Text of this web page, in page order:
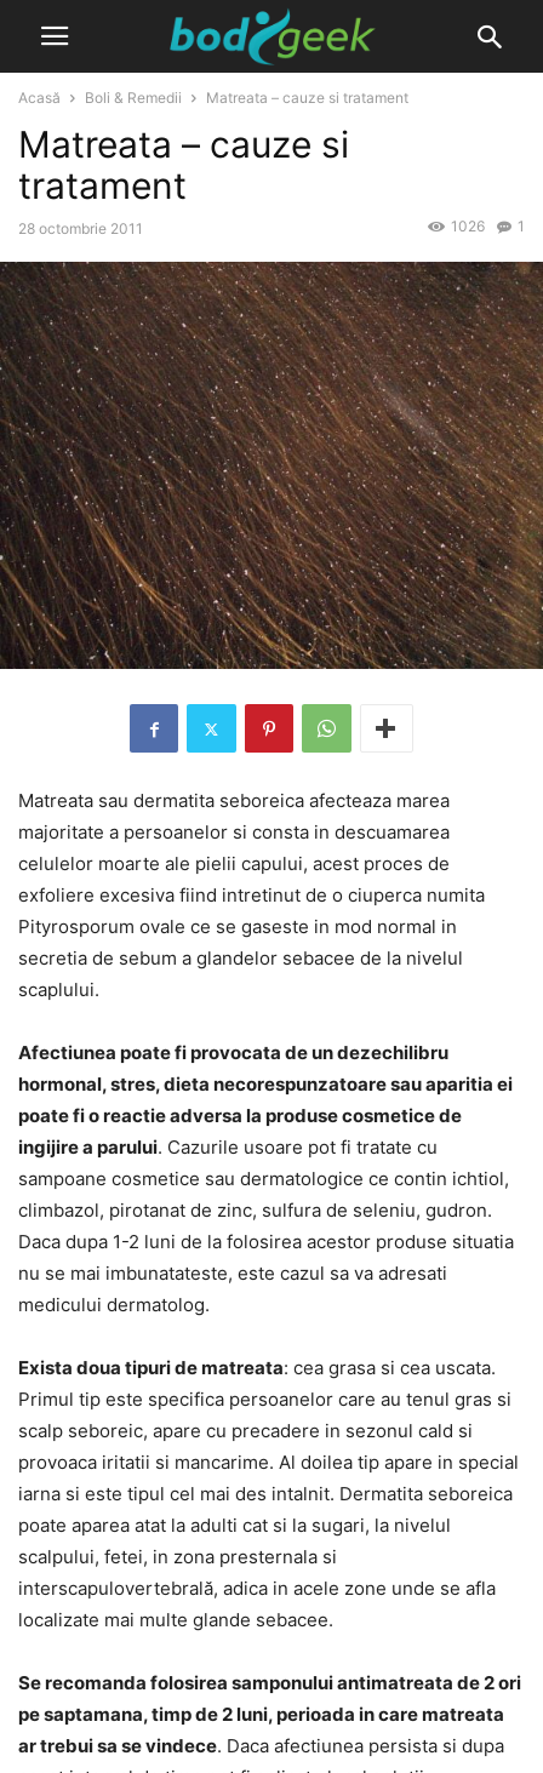
Acasă Boli & Remedii Matreata – cauze si tratament
Matreata – cauze si
tratament
28 octombrie 2011 1
1026
Matreata sau dermatita seboreica afecteaza marea
majoritate a persoanelor si consta in descuamarea
celulelor moarte ale pielii capului, acest proces de
exfoliere excesiva fiind intretinut de o ciuperca numita
Pityrosporum ovale ce se gaseste in mod normal in
secretia de sebum a glandelor sebacee de la nivelul
scaplului.
Afectiunea poate fi provocata de un dezechilibru
hormonal, stres, dieta necorespunzatoare sau aparitia ei
poate fi o reactie adversa la produse cosmetice de
ingijire a parului. Cazurile usoare pot fi tratate cu
sampoane cosmetice sau dermatologice ce contin ichtiol,
climbazol, pirotanat de zinc, sulfura de seleniu, gudron.
Daca dupa 1-2 luni de la folosirea acestor produse situatia
nu se mai imbunatateste, este cazul sa va adresati
medicului dermatolog.
Exista doua tipuri de matreata: cea grasa si cea uscata.
Primul tip este specifica persoanelor care au tenul gras si
scalp seboreic, apare cu precadere in sezonul cald si
provoaca iritatii si mancarime. Al doilea tip apare in special
iarna si este tipul cel mai des intalnit. Dermatita seboreica
poate aparea atat la adulti cat si la sugari, la nivelul
scalpului, fetei, in zona presternala si
interscapulovertebrală, adica in acele zone unde se afla
localizate mai multe glande sebacee.
Se recomanda folosirea samponului antimatreata de 2 ori
pe saptamana, timp de 2 luni, perioada in care matreata
ar trebui sa se vindece. Daca afectiunea persista si dupa